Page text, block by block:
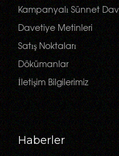
Kampanyalı Sünnet
Davetiye Metinleri
Satış Noktaları
Dökümanlar
İletişim Bilgilerimiz
Haberler